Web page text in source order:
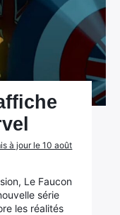
à jour le 10 août
Le Faucon
série
les réalités